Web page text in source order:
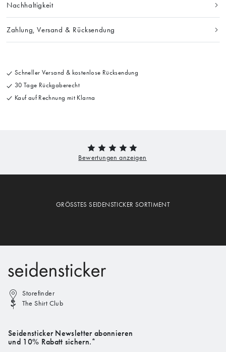
Nachhaltigkeit
Zahlung, Versand & Rücksendung
Schneller Versand & kostenlose Rücksendung
30 Tage Rückgaberecht
Kauf auf Rechnung mit Klarna
GRÖSSTES SEIDENSTICKER SORTIMENT
Storefinder
The Shirt Club
Seidensticker Newsletter abonnieren
und 10% Rabatt sichern.*